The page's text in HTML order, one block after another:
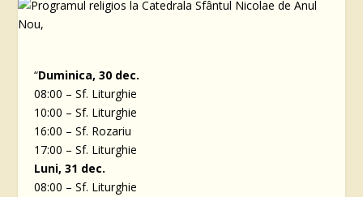
“Duminica, 30 dec.
08:00 – Sf. Liturghie
10:00 – Sf. Liturghie
16:00 – Sf. Rozariu
17:00 – Sf. Liturghie
Luni, 31 dec.
08:00 – Sf. Liturghie